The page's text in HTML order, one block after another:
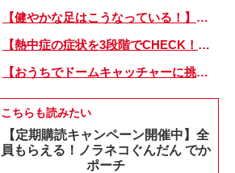
【健やかな足はこうなっている！】「疲れた！ 抱っこ！」は靴のせい？ 子どもの足を育てる「足育」を今日からさっそく始めましょう！
【熱中症の症状を3段階でCHECK！】症状が軽い順にⅠ～Ⅲ度に分類。この症状が出ていたら、医療機関に連絡を！
【おうちでドームキャッチャーに挑戦だ】アンパンマン わくわくドームキャッチャー
こちらも読みたい
【定期購読キャンペーン開催中】全
員もらえる！ノラネコぐんだん でか
ポーチ